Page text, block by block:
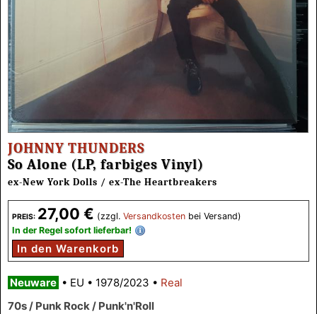
PREIS: 27,00 € (zzgl. Versandkosten bei Versand)
In der Regel sofort lieferbar!
In den Warenkorb
JOHNNY THUNDERS
So Alone (LP, farbiges Vinyl)
ex-New York Dolls / ex-The Heartbreakers
Neuware • EU • 1978/2023 • Real
70s / Punk Rock / Punk'n'Roll